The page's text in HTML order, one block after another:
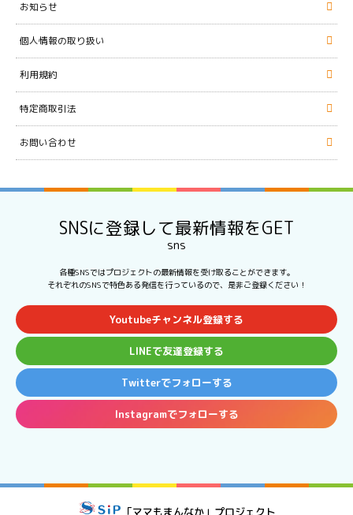
お知らせ
個人情報の取り扱い
利用規約
特定商取引法
お問い合わせ
SNSに登録して最新情報をGET
sns
各種SNSではプロジェクトの最新情報を受け取ることができます。
それぞれのSNSで特色ある発信を行っているので、是非ご登録ください！
Youtubeチャンネル登録する
LINEで友達登録する
Twitterでフォローする
Instagramでフォローする
「ママもまんなか」プロジェクト